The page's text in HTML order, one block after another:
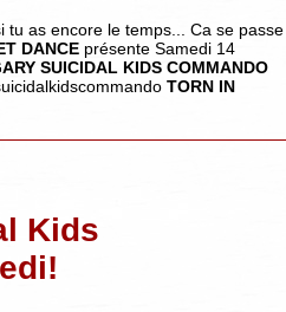
tu as encore le temps... Ca se passe
DANCEprésente Samedi 14
SUICIDAL KIDS COMMANDO
TORN IN
Kids